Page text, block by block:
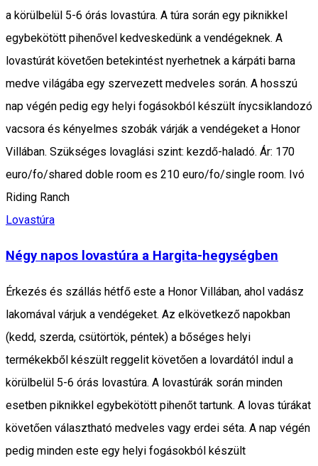
a körülbelül 5-6 órás lovastúra. A túra során egy piknikkel
egybekötött pihenővel kedveskedünk a vendégeknek. A
lovastúrát követően betekintést nyerhetnek a kárpáti barna
medve világába egy szervezett medveles során. A hosszú
nap végén pedig egy helyi fogásokból készült ínycsiklandozó
vacsora és kényelmes szobák várják a vendégeket a Honor
Villában. Szükséges lovaglási szint: kezdő-haladó. Ár: 170
euro/fo/shared doble room es 210 euro/fo/single room. Ivó
Riding Ranch
Lovastúra
Négy napos lovastúra a Hargita-hegységben
Érkezés és szállás hétfő este a Honor Villában, ahol vadász
lakomával várjuk a vendégeket. Az elkövetkező napokban
(kedd, szerda, csütörtök, péntek) a bőséges helyi
termékekből készült reggelit követően a lovardától indul a
körülbelül 5-6 órás lovastúra. A lovastúrák során minden
esetben piknikkel egybekötött pihenőt tartunk. A lovas túrákat
követően választható medveles vagy erdei séta. A nap végén
pedig minden este egy helyi fogásokból készült